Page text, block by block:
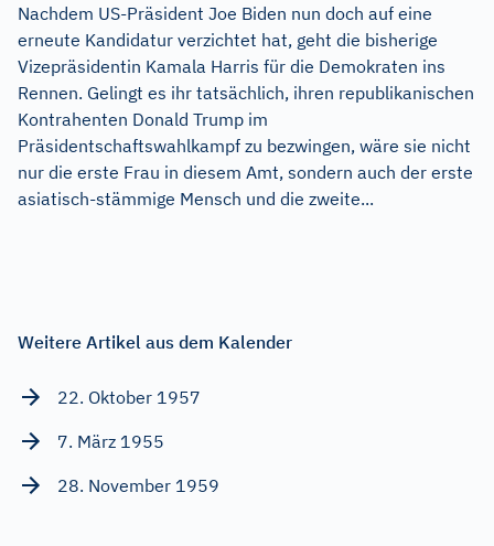
Nachdem US-Präsident Joe Biden nun doch auf eine
erneute Kandidatur verzichtet hat, geht die bisherige
Vizepräsidentin Kamala Harris für die Demokraten ins
Rennen. Gelingt es ihr tatsächlich, ihren republikanischen
Kontrahenten Donald Trump im
Präsidentschaftswahlkampf zu bezwingen, wäre sie nicht
nur die erste Frau in diesem Amt, sondern auch der erste
asiatisch-stämmige Mensch und die zweite...
Weitere Artikel aus dem Kalender
22. Oktober 1957
7. März 1955
28. November 1959